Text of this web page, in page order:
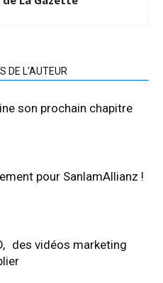
DE L'AUTEUR
son prochain chapitre
pour SanlamAllianz !
des vidéos marketing